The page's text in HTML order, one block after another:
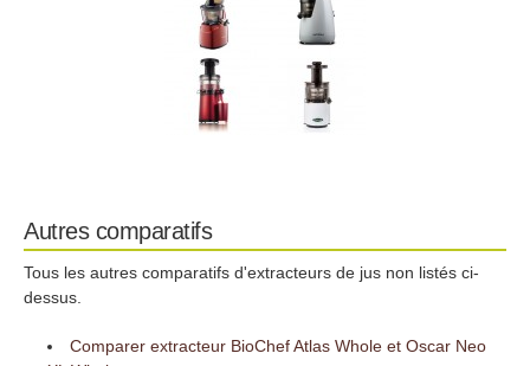
Autres comparatifs
Tous les autres comparatifs d'extracteurs de jus non listés ci-
dessus.
Comparer extracteur BioChef Atlas Whole et Oscar Neo